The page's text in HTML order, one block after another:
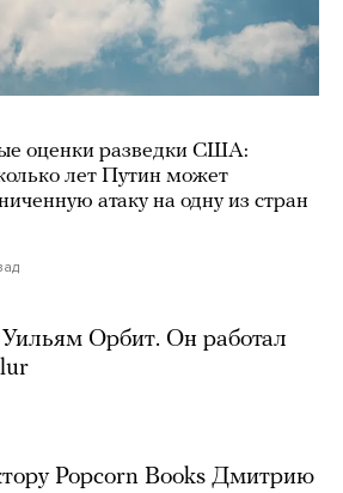
оценки разведки США:
лет Путин может
атаку на одну из стран
Орбит. Он работал
Popcorn Books Дмитрию